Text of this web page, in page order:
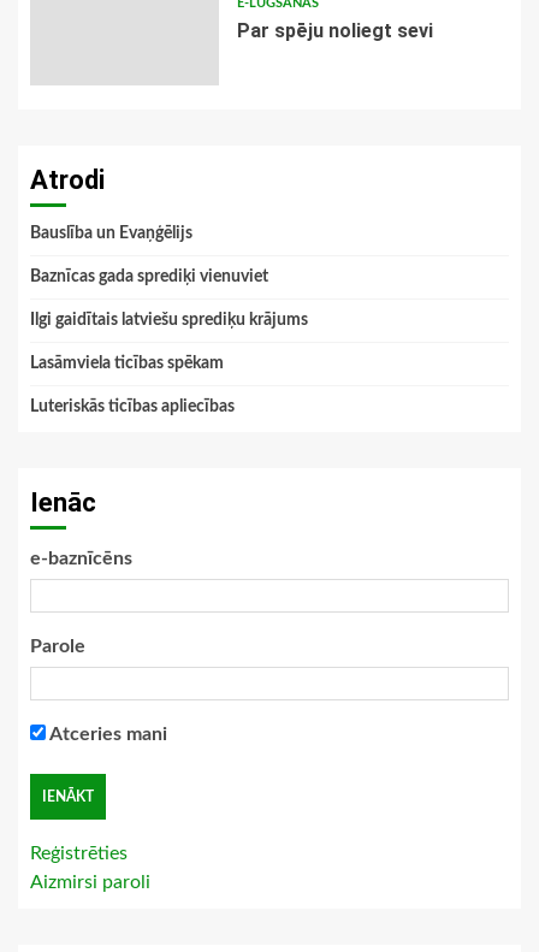
E-LŪGŠANAS
Par spēju noliegt sevi
Atrodi
Bauslība un Evaņģēlijs
Baznīcas gada sprediķi vienuviet
Ilgi gaidītais latviešu sprediķu krājums
Lasāmviela ticības spēkam
Luteriskās ticības apliecības
Ienāc
e-baznīcēns
Parole
Atceries mani
Reģistrēties
Aizmirsi paroli